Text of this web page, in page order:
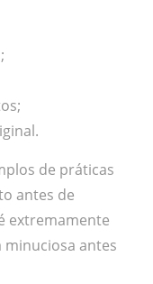
de práticas
antes de
extremamente
antes